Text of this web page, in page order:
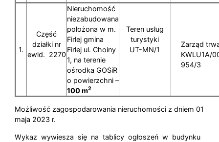
1.
Część
działki nr
ewid. 2270
Nieruchomość
niezabudowana
położona w m.
Firlej gmina
Firlej ul. Choiny
1, na terenie
ośrodka GOSiR
o powierzchni –
100 m2
Teren usług
turystyki
UT-MN/1
Zarząd
KWLU1A/
954/3
Możliwość zagospodarowania nieruchomości z dniem 01
maja 2023 r.
Wykaz wywiesza się na tablicy ogłoszeń w budynku